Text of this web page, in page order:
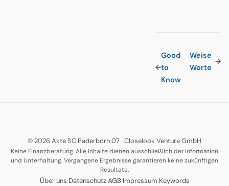
←
Good
to
Know
Weise
Worte
→
© 2026 Akte SC Paderborn 07· Closelook Venture GmbH
Keine Finanzberatung. Alle Inhalte dienen ausschließlich der Information
und Unterhaltung. Vergangene Ergebnisse garantieren keine zukünftigen
Resultate.
Über uns·Datenschutz·AGB·Impressum·Keywords